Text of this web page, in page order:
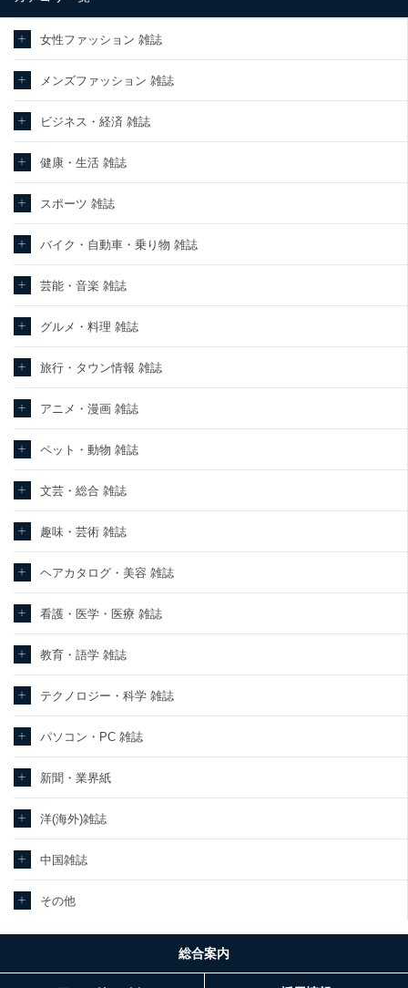
女性ファッション 雑誌
メンズファッション 雑誌
ビジネス・経済 雑誌
健康・生活 雑誌
スポーツ 雑誌
バイク・自動車・乗り物 雑誌
芸能・音楽 雑誌
グルメ・料理 雑誌
旅行・タウン情報 雑誌
アニメ・漫画 雑誌
ペット・動物 雑誌
文芸・総合 雑誌
趣味・芸術 雑誌
ヘアカタログ・美容 雑誌
看護・医学・医療 雑誌
教育・語学 雑誌
テクノロジー・科学 雑誌
パソコン・PC 雑誌
新聞・業界紙
洋(海外)雑誌
中国雑誌
その他
総合案内